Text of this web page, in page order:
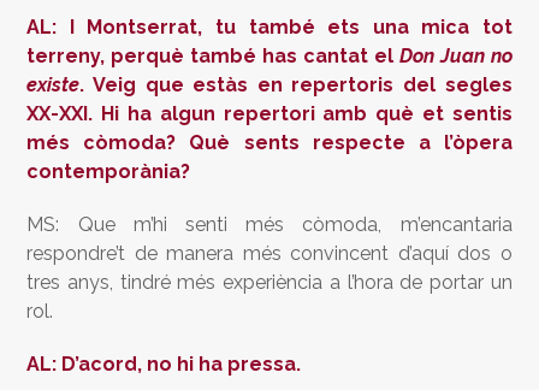
AL: I Montserrat, tu també ets una mica tot
terreny, perquè també has cantat el Don Juan no
existe. Veig que estàs en repertoris del segles
XX-XXI. Hi ha algun repertori amb què et sentis
més còmoda? Què sents respecte a l’òpera
contemporània?
MS: Que m’hi senti més còmoda, m’encantaria
respondre’t de manera més convincent d’aquí dos o
tres anys, tindré més experiència a l’hora de portar un
rol.
AL: D’acord, no hi ha pressa.